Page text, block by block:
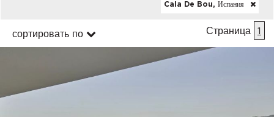
Cala De Bou, Испания
сортировать по Страница 1